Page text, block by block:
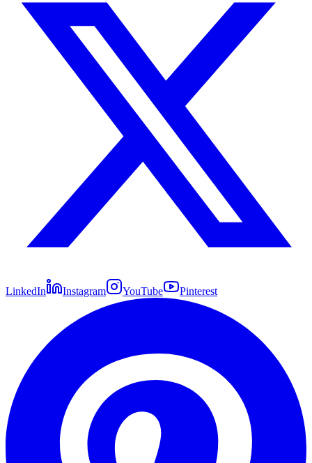
LinkedIn Instagram YouTube Pinterest